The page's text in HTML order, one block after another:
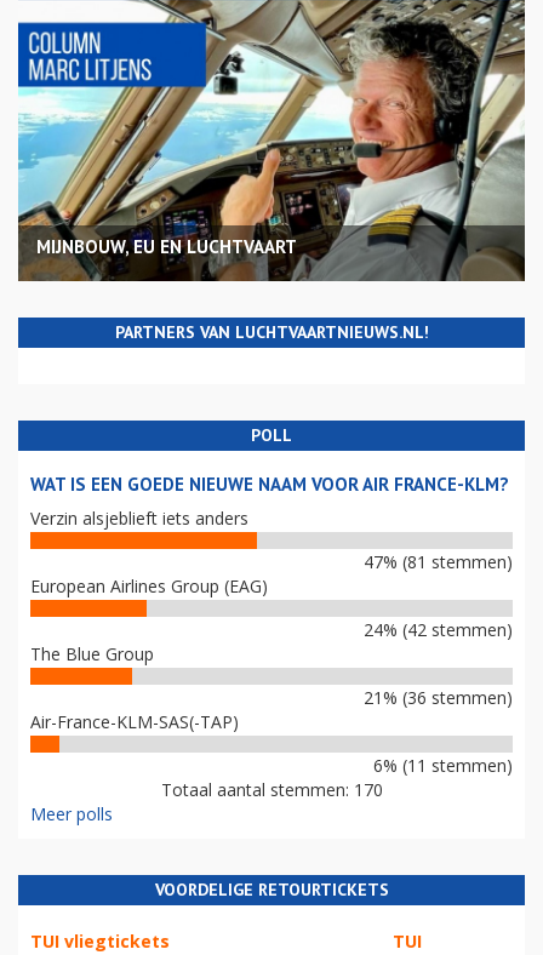
MIJNBOUW, EU EN LUCHTVAART
PARTNERS VAN LUCHTVAARTNIEUWS.NL!
POLL
WAT IS EEN GOEDE NIEUWE NAAM VOOR AIR FRANCE-KLM?
Verzin alsjeblieft iets anders
47% (81 stemmen)
European Airlines Group (EAG)
24% (42 stemmen)
The Blue Group
21% (36 stemmen)
Air-France-KLM-SAS(-TAP)
6% (11 stemmen)
Totaal aantal stemmen: 170
Meer polls
VOORDELIGE RETOURTICKETS
TUI vliegtickets TUI